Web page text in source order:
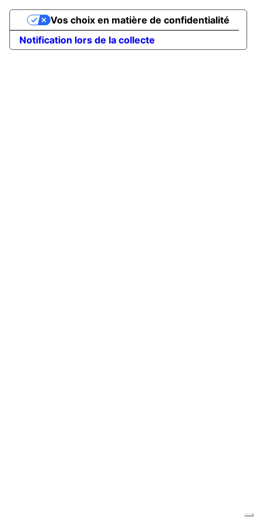
Notification lors de la collecte
Vos choix en matière de confidentialité